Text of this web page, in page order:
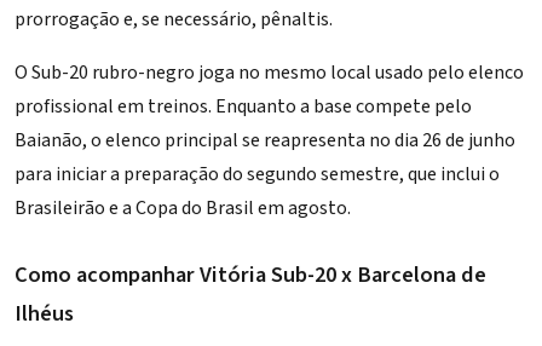
prorrogação e, se necessário, pênaltis.
O Sub-20 rubro-negro joga no mesmo local usado pelo elenco
profissional em treinos. Enquanto a base compete pelo
Baianão, o elenco principalse reapresenta no dia 26 de junho
para iniciar a preparação do segundo semestre, que inclui o
Brasileirão e a Copa do Brasil em agosto.
Como acompanhar Vitória Sub-20 x Barcelona de
Ilhéus